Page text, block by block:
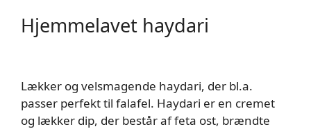
Hjemmelavet haydari
Lækker og velsmagende haydari, der bl.a.
passer perfekt til falafel. Haydari er en cremet
og lækker dip, der består af feta ost, brændte